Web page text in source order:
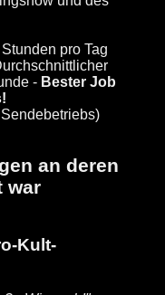
pro Tag
- Bester Job
an deren
war
Kult-